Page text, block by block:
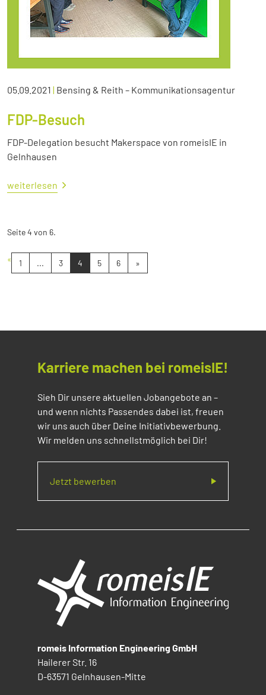
05.09.2021 | Bensing & Reith – Kommunikationsagentur
FDP-Besuch
FDP-Delegation besucht Makerspace von romeisIE in
Gelnhausen
weiterlesen
Seite 4 von 6.
« 1 ... 3 4 5 6 »
Karriere machen bei romeisIE!
Sieh Dir unsere aktuellen Jobangebote an –
und wenn nichts Passendes dabei ist, freuen
wir uns auch über Deine Initiativbewerbung.
Wir melden uns schnellstmöglich bei Dir!
Jetzt bewerben
romeis Information Engineering GmbH
Hailerer Str. 16
D-63571 Gelnhausen-Mitte